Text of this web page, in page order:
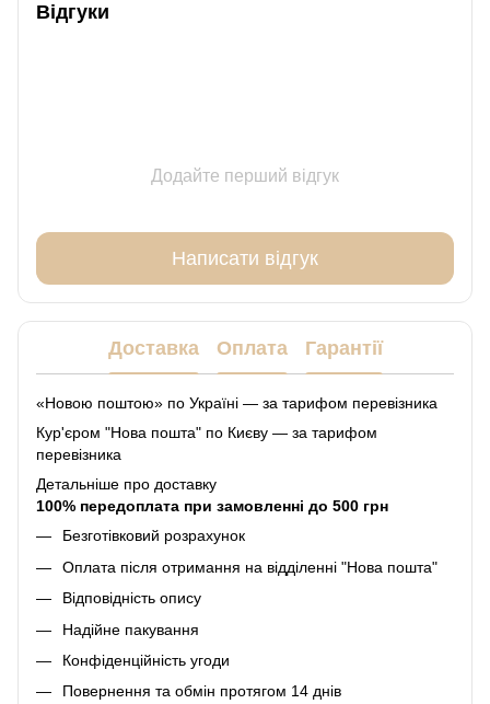
Відгуки
Додайте перший відгук
Написати відгук
Доставка Оплата Гарантії
«Новою поштою» по Україні — за тарифом перевізника
Кур'єром "Нова пошта" по Києву — за тарифом
перевізника
Детальніше про доставку
100% передоплата при замовленні до 500 грн
Безготівковий розрахунок
Оплата після отримання на відділенні "Нова пошта"
Відповідність опису
Надійне пакування
Конфіденційність угоди
Повернення та обмін протягом 14 днів